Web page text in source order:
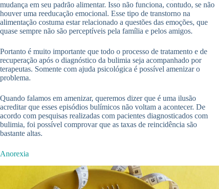
mudança em seu padrão alimentar. Isso não funciona, contudo, se não
houver uma reeducação emocional. Esse tipo de transtorno na
alimentação costuma estar relacionado a questões das emoções, que
quase sempre não são perceptíveis pela família e pelos amigos.
Portanto é muito importante que todo o processo de tratamento e de
recuperação após o diagnóstico da bulimia seja acompanhado por
terapeutas. Somente com ajuda psicológica é possível amenizar o
problema.
Quando falamos em amenizar, queremos dizer que é uma ilusão
acreditar que esses episódios bulímicos não voltam a acontecer. De
acordo com pesquisas realizadas com pacientes diagnosticados com
bulimia, foi possível comprovar que as taxas de reincidência são
bastante altas.
Anorexia